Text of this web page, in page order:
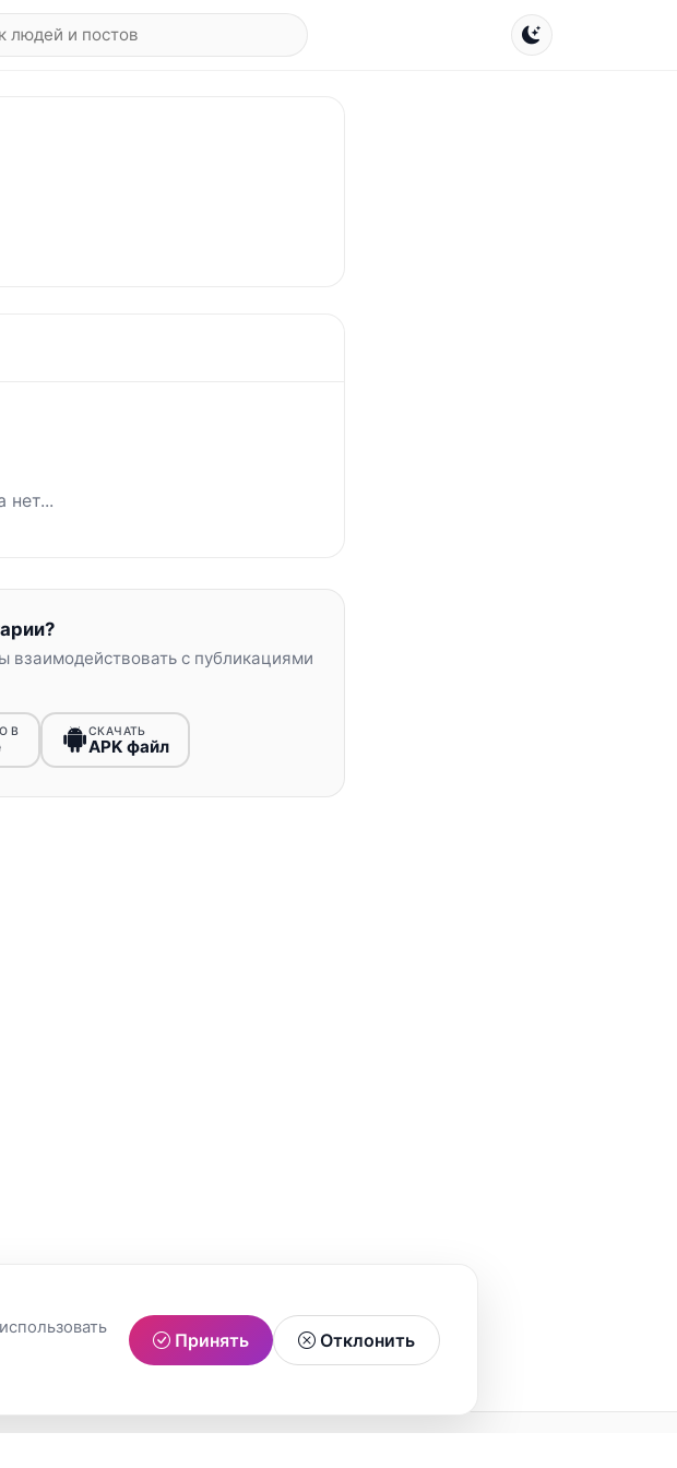
нет...
с публикациями
В СКАЧАТЬ
APK файл
Принять Отклонить